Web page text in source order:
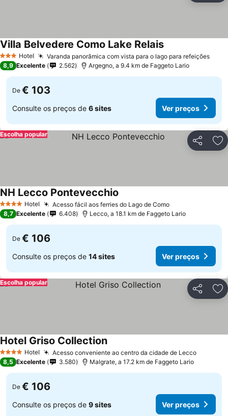
3 EstrelasHotel Varanda panorâmica com vista para o lago para refeições
Villa Belvedere Como Lake Relais
8,9 Excelente 2.562 Argegno, a 9.4 km de Faggeto Lario
De € 103
Consulte os preços de 6 sites Ver preços
Partilhar
Escolha popular
4 EstrelasHotel Acesso fácil aos ferries do Lago de Como
NH Lecco Pontevecchio
8,7 Excelente 6.408 Lecco, a 18.1 km de Faggeto Lario
De € 106
Consulte os preços de 14 sites Ver preços
Partilhar
Escolha popular
4 EstrelasHotel Acesso conveniente ao centro da cidade de Lecco
Hotel Griso Collection
8,5 Excelente 3.580 Malgrate, a 17.2 km de Faggeto Lario
De € 106
Consulte os preços de 9 sites Ver preços